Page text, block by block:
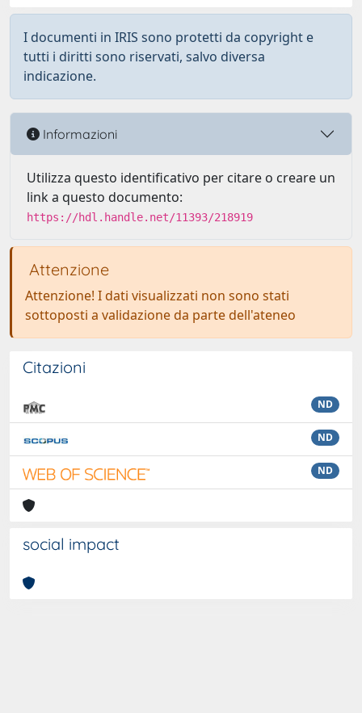
I documenti in IRIS sono protetti da copyright e
tutti i diritti sono riservati, salvo diversa
indicazione.
Informazioni
Utilizza questo identificativo per citare o creare un
link a questo documento:
https://hdl.handle.net/11393/218919
Attenzione
Attenzione! I dati visualizzati non sono stati
sottoposti a validazione da parte dell'ateneo
Citazioni
ND
ND
ND
social impact